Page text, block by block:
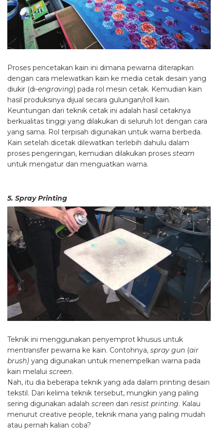
Proses pencetakan kain ini dimana pewarna diterapkan
dengan cara melewatkan kain ke media cetak desain yang
diukir (di-engraving) pada rol mesin cetak. Kemudian kain
hasil produksinya dijual secara gulungan/roll kain.
Keuntungan dari teknik cetak ini adalah hasil cetaknya
berkualitas tinggi yang dilakukan di seluruh lot dengan cara
yang sama. Rol terpisah digunakan untuk warna berbeda.
Kain setelah dicetak dilewatkan terlebih dahulu dalam
proses pengeringan, kemudian dilakukan proses steam
untuk mengatur dan menguatkan warna.
5. Spray Printing
Teknik ini menggunakan penyemprot khusus untuk
mentransfer pewarna ke kain. Contohnya, spray gun (air
brush) yang digunakan untuk menempelkan warna pada
kain melalui screen.
Nah, itu dia beberapa teknik yang ada dalam printing desain
tekstil. Dari kelima teknik tersebut, mungkin yang paling
sering digunakan adalah screen dan resist printing. Kalau
menurut creative people, teknik mana yang paling mudah
atau pernah kalian coba?